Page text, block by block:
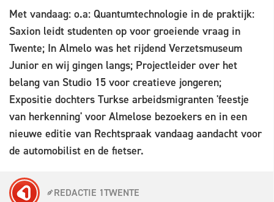
Met vandaag: o.a: Quantumtechnologie in de praktijk:
Saxion leidt studenten op voor groeiende vraag in
Twente; In Almelo was het rijdend Verzetsmuseum
Junior en wij gingen langs; Projectleider over het
belang van Studio 15 voor creatieve jongeren;
Expositie dochters Turkse arbeidsmigranten 'feestje
van herkenning' voor Almelose bezoekers en in een
nieuwe editie van Rechtspraak vandaag aandacht voor
de automobilist en de fietser.
REDACTIE 1TWENTE